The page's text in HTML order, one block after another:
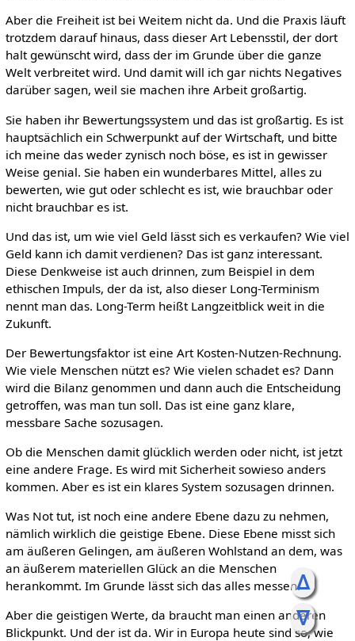
ᐃ
ᐁ
Aber die Freiheit ist bei Weitem nicht da. Und die Praxis läuft
trotzdem darauf hinaus, dass dieser Art Lebensstil, der dort
halt gewünscht wird, dass der im Grunde über die ganze
Welt verbreitet wird. Und damit will ich gar nichts Negatives
darüber sagen, weil sie machen ihre Arbeit großartig.
Sie haben ihr Bewertungssystem und das ist großartig. Es ist
hauptsächlich ein Schwerpunkt auf der Wirtschaft, und bitte
ich meine das weder zynisch noch böse, es ist in gewisser
Weise genial. Sie haben ein wunderbares Mittel, alles zu
bewerten, wie gut oder schlecht es ist, wie brauchbar oder
nicht brauchbar es ist.
Und das ist, um wie viel Geld lässt sich es verkaufen? Wie viel
Geld kann ich damit verdienen? Das ist ganz interessant.
Diese Denkweise ist auch drinnen, zum Beispiel in dem
ethischen Impuls, der da ist, also dieser Long-Terminism
nennt man das. Long-Term heißt Langzeitblick weit in die
Zukunft.
Der Bewertungsfaktor ist eine Art Kosten-Nutzen-Rechnung.
Wie viele Menschen nützt es? Wie vielen schadet es? Dann
wird die Bilanz genommen und dann auch die Entscheidung
getroffen, was man tun soll. Das ist eine ganz klare,
messbare Sache sozusagen.
Ob die Menschen damit glücklich werden oder nicht, ist jetzt
eine andere Frage. Es wird mit Sicherheit sowieso anders
kommen. Aber es ist ein klares System sozusagen drinnen.
Was Not tut, ist noch eine andere Ebene dazu zu nehmen,
nämlich wirklich die geistige Ebene. Diese Ebene misst sich
am äußeren Gelingen, am äußeren Wohlstand an dem, was
an äußerem materiellen Glück an die Menschen
herankommt. Im Grunde lässt sich das alles messen.
Aber die geistigen Werte, da braucht man einen anderen
Blickpunkt. Und der ist da. Wir in Europa heute sind so, wie